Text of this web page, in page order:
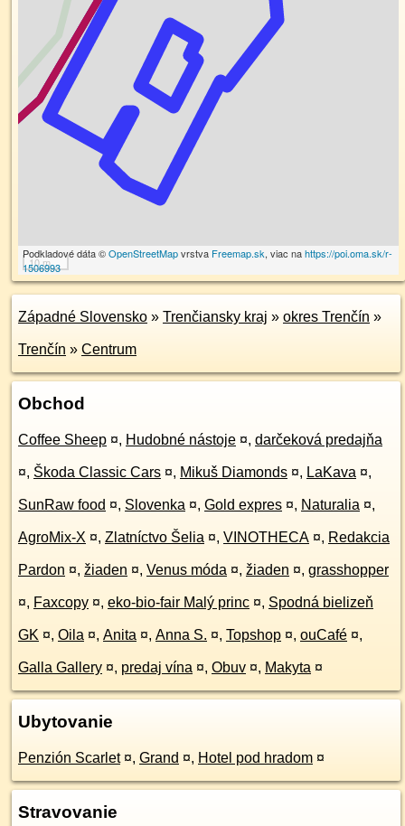
10 m
Podkladové dáta ©OpenStreetMapvrstva Freemap.sk, viac nahttps://poi.oma.sk/r-
1506993
Západné Slovensko » Trenčiansky kraj » okres Trenčín »
Trenčín » Centrum
Obchod
Coffee Sheep ¤, Hudobné nástoje ¤, darčeková predajňa
¤, Škoda Classic Cars ¤, Mikuš Diamonds ¤, LaKava ¤,
SunRaw food ¤, Slovenka ¤, Gold expres ¤, Naturalia ¤,
AgroMix-X ¤, Zlatníctvo Šelia ¤, VINOTHECA ¤, Redakcia
Pardon ¤, žiaden ¤, Venus móda ¤, žiaden ¤, grasshopper
¤, Faxcopy ¤, eko-bio-fair Malý princ ¤, Spodná bielizeň
GK ¤, Oila ¤, Anita ¤, Anna S. ¤, Topshop ¤, ouCafé ¤,
Galla Gallery ¤, predaj vína ¤, Obuv ¤, Makyta ¤
Ubytovanie
Penzión Scarlet ¤, Grand ¤, Hotel pod hradom ¤
Stravovanie